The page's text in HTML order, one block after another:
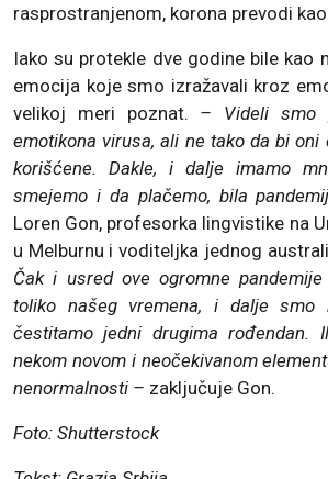
rasprostranjenom, korona prevodi kao
Iako su protekle dve godine bile kao
emocija koje smo izražavali kroz
velikoj meri poznat. – Videli smo
emotikona virusa, ali ne tako da bi
korišćene. Dakle, i dalje imamo
smejemo i da plačemo, bila
Loren Gon, profesorka lingvistike na
u Melburnu i voditeljka jednog
Čak i usred ove ogromne
toliko našeg vremena, i dalje smo
čestitamo jedni drugima rođendan.
nekom novom i neočekivanom
nenormalnosti – zaključuje Gon.
Foto: Shutterstock